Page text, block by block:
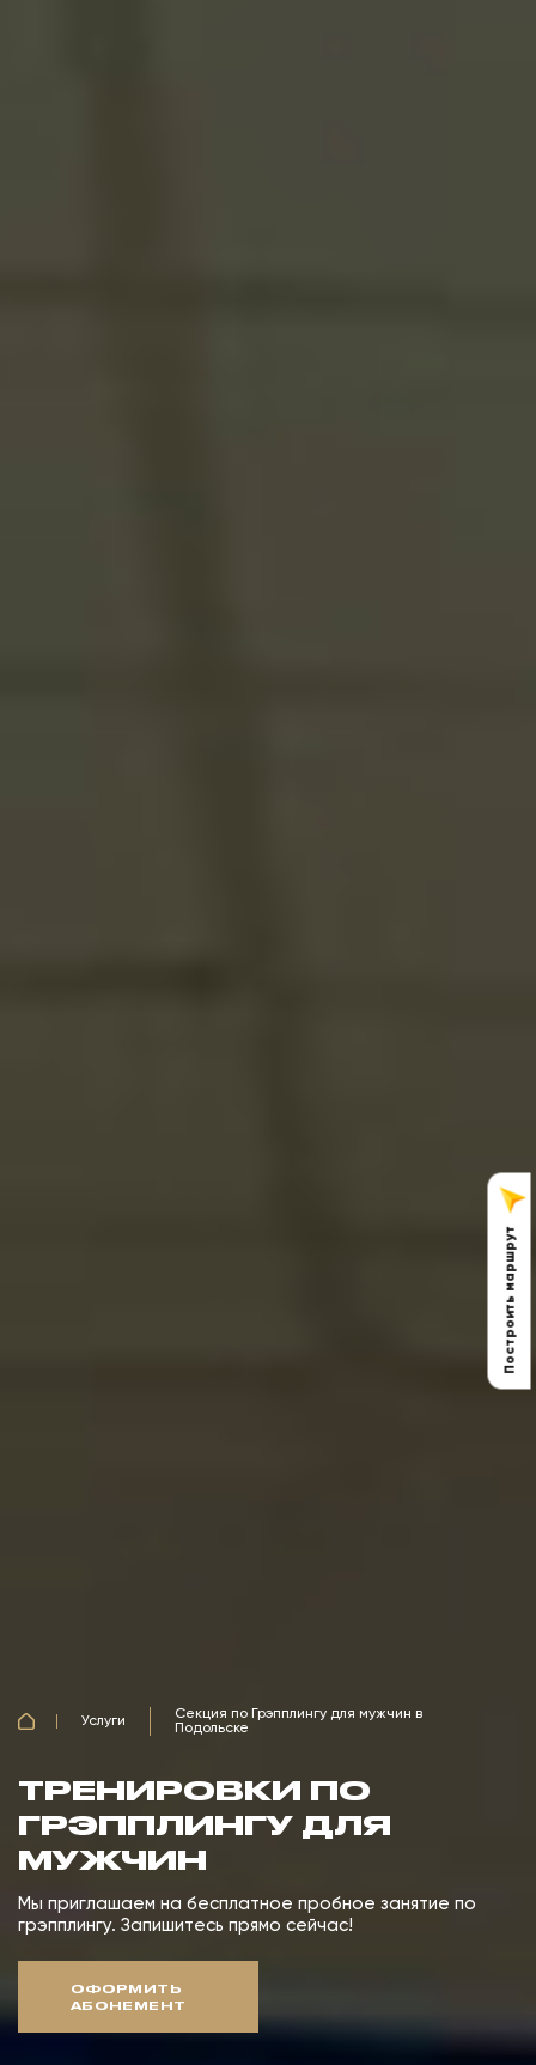
Построить маршрут
Услуги
Секция по Грэпплингу для мужчин в
Подольске
ТРЕНИРОВКИ ПО
ГРЭППЛИНГУ ДЛЯ
МУЖЧИН
Мы приглашаем на бесплатное пробное занятие по
грэпплингу. Запишитесь прямо сейчас!
ОФОРМИТЬ
АБОНЕМЕНТ